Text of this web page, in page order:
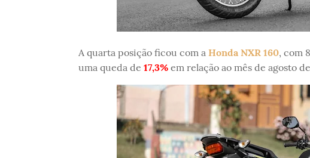
A quarta posição ficou com a Honda NXR 160, com
uma queda de 17,3%em relação ao mês de agosto